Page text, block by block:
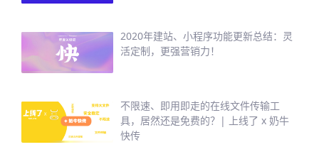
2020年建站、小程序功能更新总结：灵
活定制，更强营销力！
不限速、即用即走的在线文件传输工
具，居然还是免费的？| 上线了 x 奶牛
快传